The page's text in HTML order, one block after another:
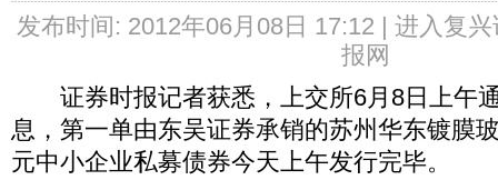
发布时间: 2012年06月08日 17:12 | 进入复兴
报网
证券时报记者获悉，上交所6月8日上午
息，第一单由东吴证券承销的苏州华东镀膜
元中小企业私募债券今天上午发行完毕。